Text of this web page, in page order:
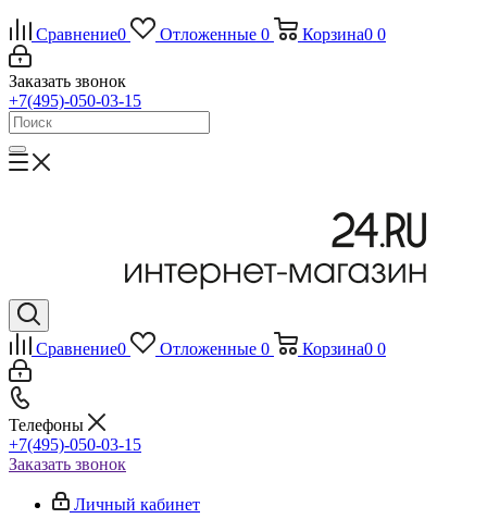
Сравнение0 Отложенные 0 Корзина0 0
Заказать звонок
+7(495)-050-03-15
Сравнение0 Отложенные 0 Корзина0 0
Телефоны
+7(495)-050-03-15
Заказать звонок
Личный кабинет